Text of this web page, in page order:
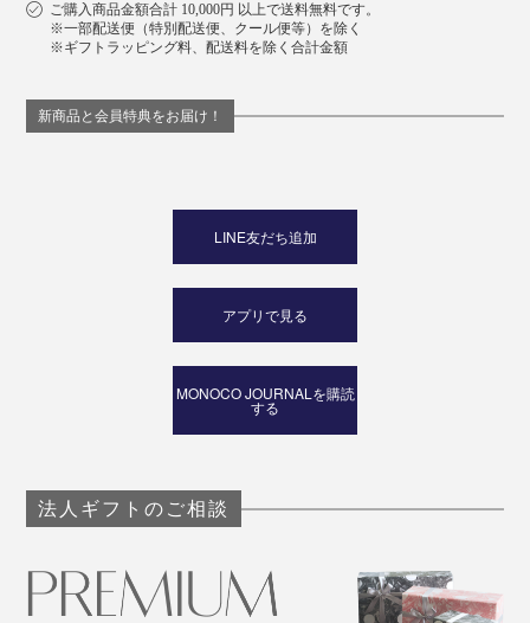
ご購入商品金額合計 10,000円 以上で送料無料です。
※一部配送便（特別配送便、クール便等）を除く
※ギフトラッピング料、配送料を除く合計金額
新商品と会員特典をお届け！
LINE友だち追加
アプリで見る
MONOCO JOURNALを購読
する
法人ギフトのご相談